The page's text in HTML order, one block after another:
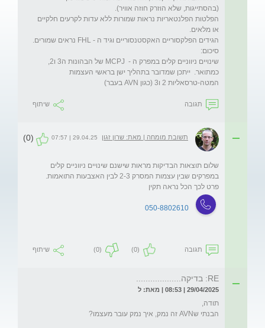
הפלטות הפלנטאריות נראות שמורות ללא עדות לקרעים חלקיים
שינויים ניווניים קלים במפרק ה -  MCPJ של הבהונות ה3 ו2,
כמתואר.  ייתכן שמדובר בתהליך ישן בראשי העצמות
המטה-טרסאליות 2 ו3 (כגון AVN בעבר)
תגובה שיתוף
תשובת מומחה | מאת: שרון זגון 29.04.25 | 07:57
(0)
שלום תוצאות הבדיקות מראות שישנם שינויים ניווניים קלים
במפרקים שבין עצמות המסרק 2-3 לבין האצבעות התואמות.
פרט לכך הכל נראה תקין
050-8802610
תגובה (0)
(0) שיתוף
RE: בדיקה...................
29/04/2025 | 08:53 | מאת: ל
הבנתי שAVN זה נמק, איך נמק עובר מעצמו?